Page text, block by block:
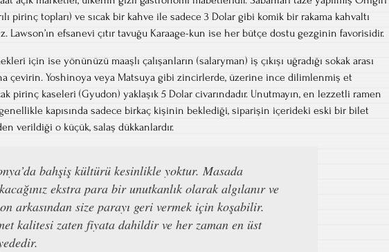
pirinç topları) ve sıcak bir kahve ile sadece 3 Dolar gibi komik bir rakama kahvaltı
Lawson’ın efsanevi çıtır tavuğu Karaage-kun ise her bütçe dostu gezginin favorisidir.
için ise yönünüzü maaşlı çalışanların (salaryman) iş çıkışı uğradığı sokak arası
çevirin. Yoshinoya veya Matsuya gibi zincirlerde, üzerine ince dilimlenmiş et
pirinç kaseleri (Gyudon) yaklaşık 5 Dolar civarındadır. Unutmayın, en lezzetli ramen
kapısında sadece birkaç kişinin beklediği, siparişin içerideki eski bir bilet
verildiği o küçük, salaş dükkanlardır.
bahşiş kültürü kesinlikle yoktur. Masada
ekstra para bir unutkanlık olarak algılanır ve
arkasından size parayı geri vermek için koşabilir.
kalitesi zaten fiyata dahildir ve her zaman en üst